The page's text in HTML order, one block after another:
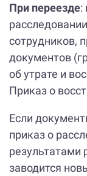
При переезде:
сотрудников,
документов
об утрате и
Приказ о
Если
приказ о
результатами
заводится